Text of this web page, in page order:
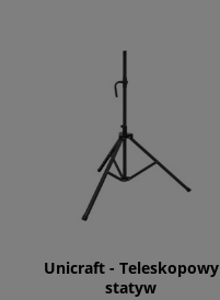
Unicraft - Teleskopowy
statyw